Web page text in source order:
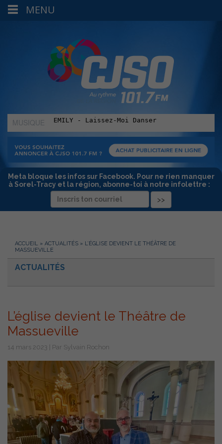
MUSIQUE
:
Meta bloque les infos sur Facebook. Pour ne rien manquer
à Sorel-Tracy et la région, abonne-toi à notre infolettre :
ACCUEIL » ACTUALITÉS » L’ÉGLISE DEVIENT LE THÉÂTRE DE
MASSUEVILLE
ACTUALITÉS
L’église devient le Théâtre de
Massueville
14 mars 2023 | Par Sylvain Rochon
MENU